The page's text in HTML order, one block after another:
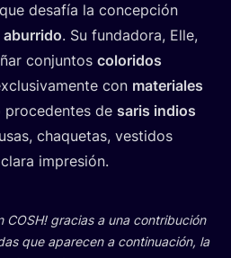
desa­fía la con­cep­ción
. Su fun­da­do­ra, Elle,
con­jun­tos colo­ri­dos
con mate­ria­les
pro­ce­den­tes de saris indios
cha­que­tas, ves­ti­dos
impresión.
COSH! gra­cias a una con­tri­bu­ción
que apa­re­cen a con­ti­nua­ción, la